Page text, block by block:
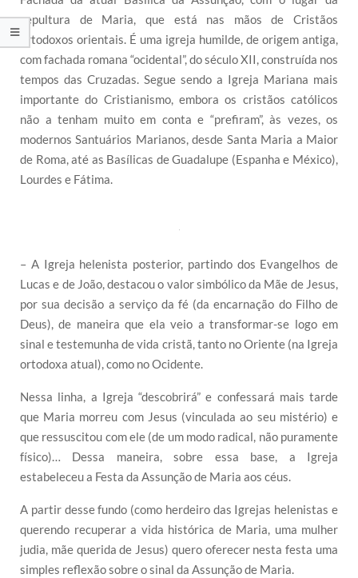
sepultura de Maria, que está nas mãos de Cristãos
ortodoxos orientais. É uma igreja humilde, de origem antiga,
com fachada romana “ocidental”, do século XII, construída nos
tempos das Cruzadas. Segue sendo a Igreja Mariana mais
importante do Cristianismo, embora os cristãos católicos
não a tenham muito em conta e “prefiram”, às vezes, os
modernos Santuários Marianos, desde Santa Maria a Maior
de Roma, até as Basílicas de Guadalupe (Espanha e México),
Lourdes e Fátima.
– A Igreja helenista posterior, partindo dos Evangelhos de
Lucas e de João, destacou o valor simbólico da Mãe de Jesus,
por sua decisão a serviço da fé (da encarnação do Filho de
Deus), de maneira que ela veio a transformar-se logo em
sinal e testemunha de vida cristã, tanto no Oriente (na Igreja
ortodoxa atual), como no Ocidente.
Nessa linha, a Igreja “descobrirá” e confessará mais tarde
que Maria morreu com Jesus (vinculada ao seu mistério) e
que ressuscitou com ele (de um modo radical, não puramente
físico)… Dessa maneira, sobre essa base, a Igreja
estabeleceu a Festa da Assunção de Maria aos céus.
A partir desse fundo (como herdeiro das Igrejas helenistas e
querendo recuperar a vida histórica de Maria, uma mulher
judia, mãe querida de Jesus) quero oferecer nesta festa uma
simples reflexão sobre o sinal da Assunção de Maria.